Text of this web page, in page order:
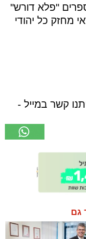
"פלא דורש"
מחזק כל יהודי
קשר במייל -
גם